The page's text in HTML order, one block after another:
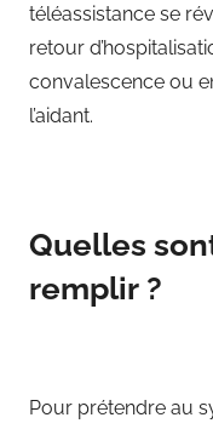
téléassistance se
retour
convalescence ou
l’aidant.
Quelles
remplir ?
Pour prétendre au